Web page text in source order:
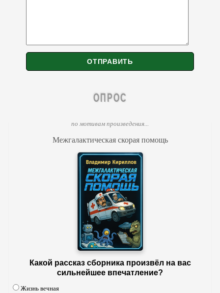
ОПРОС
по мотивам произведения...
Межгалактическая скорая помощь
Какой рассказ сборника произвёл на вас
сильнейшее впечатление?
Жизнь вечная